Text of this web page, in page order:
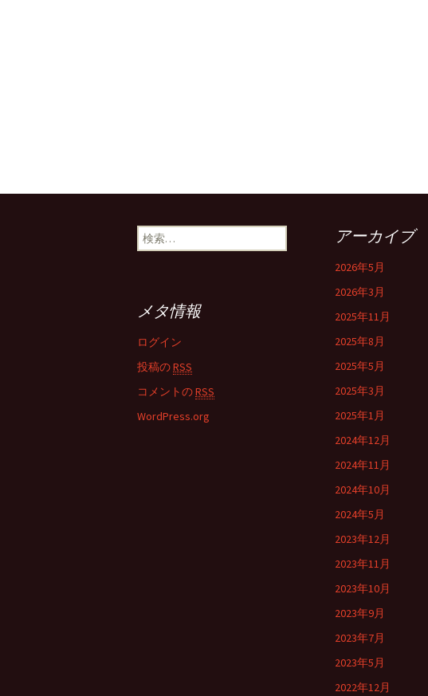
検
索:
アーカイブ
2026年5月
2026年3月
2025年11月
2025年8月
2025年5月
2025年3月
2025年1月
2024年12月
2024年11月
2024年10月
2024年5月
2023年12月
2023年11月
2023年10月
2023年9月
2023年7月
2023年5月
2022年12月
メタ情報
ログイン
投稿のRSS
コメントのRSS
WordPress.org